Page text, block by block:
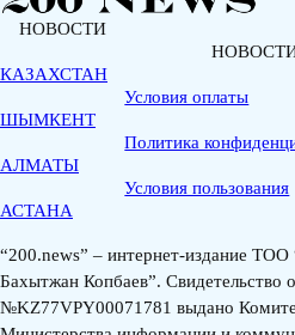
НОВОСТИ
КАЗАХСТАН
ШЫМКЕНТ
АЛМАТЫ
АСТАНА
Условия оплаты
Политика
Условия пользования
“200.news” – интернет-издание
Бахытжан Копбаев”. Свидетельство
№KZ77VPY00071781 выдано